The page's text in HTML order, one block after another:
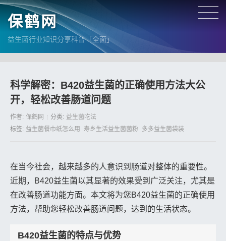
保鹤网
益生菌行业知识分享科普「全面」
科学解密：B420益生菌的正确使用方法大公
开，轻松改善肠道问题
作者: 保鹤网 分类: 益生菌吃法
标签: 益生菌餐巾纸怎么用 寿乡生活益生菌菌粉 多多益生菌袋装
在当今社会，越来越多的人意识到肠道对整体的重要性。
近期，B420益生菌以其显著的效果受到广泛关注，尤其是
在改善肠道功能方面。本文将为您B420益生菌的正确使用
方法，帮助您轻松改善肠道问题，达到的生活状态。
B420益生菌的特点与优势